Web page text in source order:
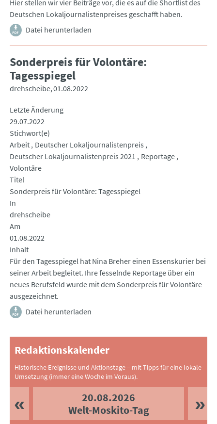
Hier stellen wir vier Beiträge vor, die es auf die Shortlist des
Deutschen Lokaljournalistenpreises geschafft haben.
Datei herunterladen
Sonderpreis für Volontäre:
Tagesspiegel
drehscheibe 01.08.2022
Letzte Änderung
29.07.2022
Stichwort(e)
Arbeit Deutscher Lokaljournalistenpreis
Deutscher Lokaljournalistenpreis 2021
Reportage
Volontäre
Titel
Sonderpreis für Volontäre: Tagesspiegel
In
drehscheibe
Am
01.08.2022
Inhalt
Für den Tagesspiegel hat Nina Breher einen Essenskurier bei
seiner Arbeit begleitet. Ihre fesselnde Reportage über ein
neues Berufsfeld wurde mit dem Sonderpreis für Volontäre
ausgezeichnet.
Datei herunterladen
Redaktionskalender
Historische Ereignisse und Aktionstage – mit Tipps für eine lokale
Umsetzung (immer eine Woche im Voraus).
20.08.2026
Welt-Moskito-Tag